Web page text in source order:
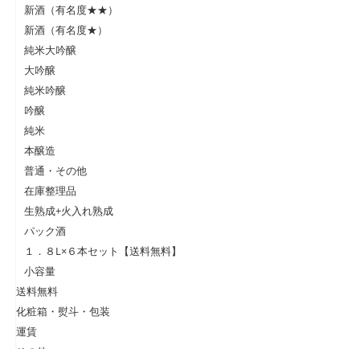
新酒（有名度★★）
新酒（有名度★）
純米大吟醸
大吟醸
純米吟醸
吟醸
純米
本醸造
普通・その他
在庫整理品
生熟成+火入れ熟成
パック酒
１．８L×６本セット【送料無料】
小容量
送料無料
化粧箱・熨斗・包装
運賃